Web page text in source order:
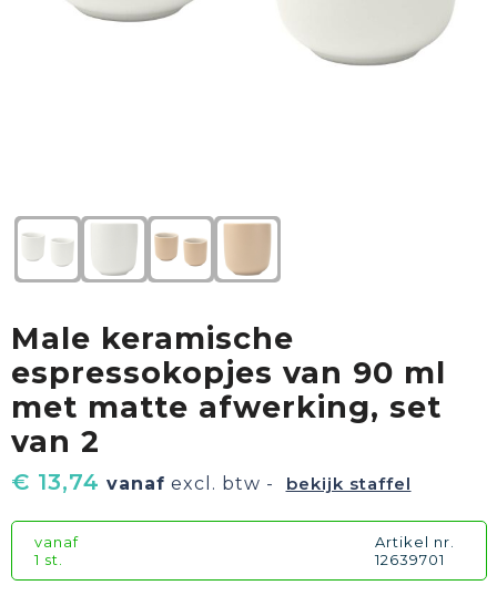
Kinderen, Peuters & Baby's
Vrije tijd en Strand
Male keramische
espressokopjes van 90 ml
met matte afwerking, set
van 2
€ 13,74 vanaf excl. btw - bekijk staffel
vanaf
1 st.
Artikel nr.
12639701